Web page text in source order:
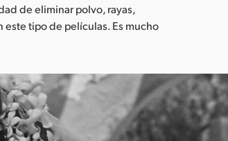
de eliminar polvo, rayas,
tipo de películas. Es mucho